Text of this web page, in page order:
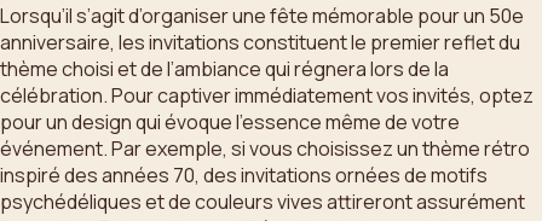
Lorsqu’il s’agit d’organiser une fête mémorable pour un 50e
anniversaire, les invitations constituent le premier reflet du
thème choisi et de l’ambiance qui régnera lors de la
célébration. Pour captiver immédiatement vos invités, optez
pour un design qui évoque l’essence même de votre
événement. Par exemple, si vous choisissez un thème rétro
inspiré des années 70, des invitations ornées de motifs
psychédéliques et de couleurs vives attireront assurément